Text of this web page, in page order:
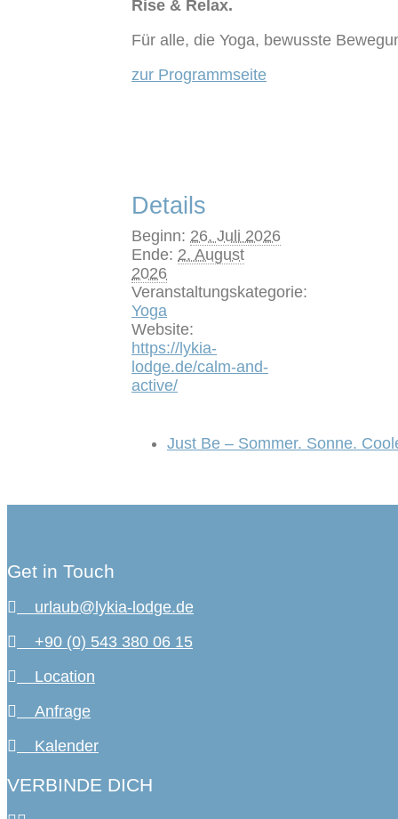
Rise & Relax.
Für alle, die Yoga, bewusste
zur Programmseite
Details
Beginn: 26. Juli 2026
Ende: 2. August
2026
Veranstaltungskategorie:
Yoga
Website:
https://lykia-
lodge.de/calm-and-
active/
Just Be – Sommer. Sonne.
Get in Touch
urlaub@lykia-lodge.de
+90 (0) 543 380 06 15
Location
Anfrage
Kalender
VERBINDE DICH